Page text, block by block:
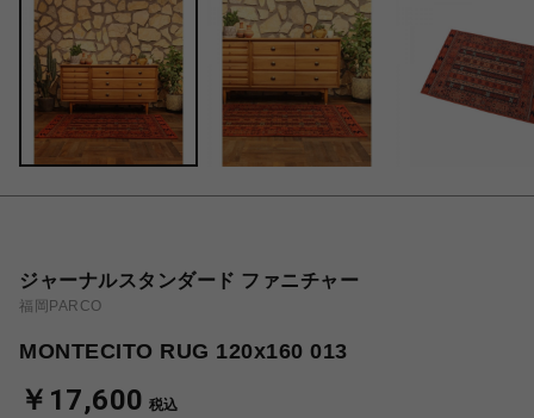
ジャーナルスタンダード ファニチャー
福岡PARCO
MONTECITO RUG 120x160 013
￥17,600 税込